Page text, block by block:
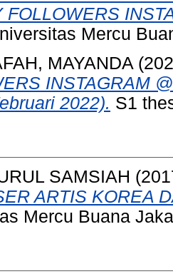
FOLLOWERS
Mercu
MAYANDA
INSTAGRAM
2022). S1
SAMSIAH
ARTIS KOREA
Mercu Buana